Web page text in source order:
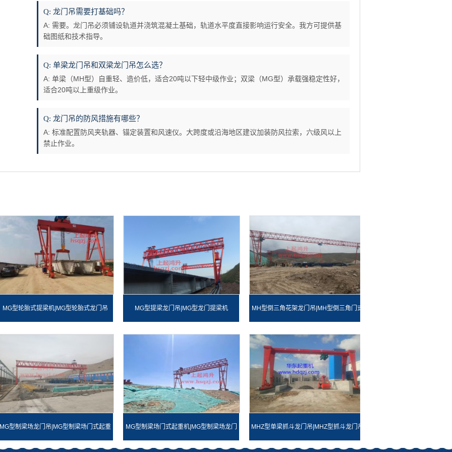
Q: 龙门吊需要打基础吗？
A: 需要。龙门吊必须铺设轨道并浇筑混凝土基础，轨道水平度直接影响运行安全。我方可提供基
础图纸和技术指导。
Q: 单梁龙门吊和双梁龙门吊怎么选？
A: 单梁（MH型）自重轻、造价低，适合20吨以下轻中级作业；双梁（MG型）承载强稳定性好，
适合20吨以上重级作业。
Q: 龙门吊的防风措施有哪些？
A: 标准配置防风夹轨器、锚定装置和风速仪。大跨度或沿海地区建议加装防风拉索，六级风以上
禁止作业。
MG型轮胎式提梁机|MG型轮胎式龙门吊 MG型提梁龙门吊|MG型龙门提梁机 MH型倒三角花架龙门吊|MH型倒三角门式
起重机
型制梁场龙门吊|MG型制梁场门式起重 MG型制梁场门式起重机|MG型制梁场龙门 MHZ型单梁抓斗龙门吊|MHZ型抓斗龙门吊